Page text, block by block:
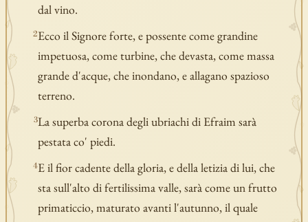
dal vino.
2Ecco il Signore forte, e possente come grandine
impetuosa, come turbine, che devasta, come massa
grande d'acque, che inondano, e allagano spazioso
terreno.
3La superba corona degli ubriachi di Efraim sarà
pestata co' piedi.
4E il fior cadente della gloria, e della letizia di lui, che
sta sull'alto di fertilissima valle, sarà come un frutto
primaticcio, maturato avanti l'autunno, il quale